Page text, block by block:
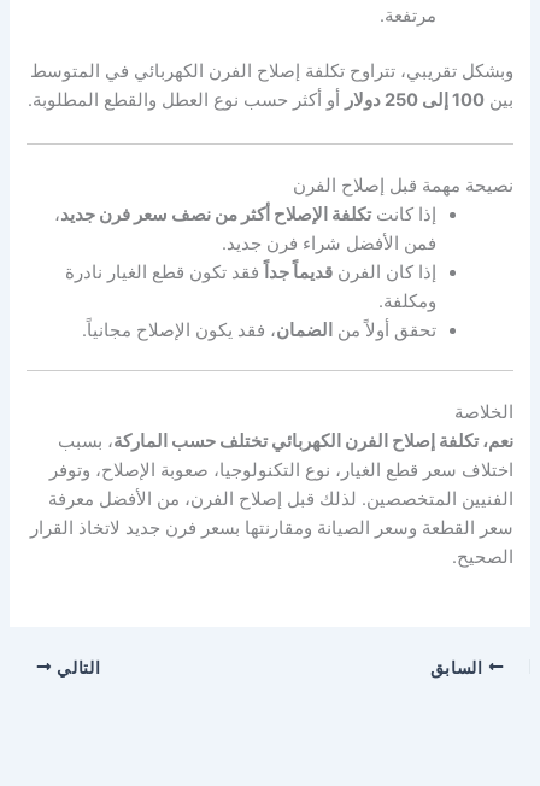
مرتفعة.
وبشكل تقريبي، تتراوح تكلفة إصلاح الفرن الكهربائي في المتوسط
بين100 إلى 250 دولار أو أكثر حسب نوع العطل والقطع المطلوبة.
نصيحة مهمة قبل إصلاح الفرن
إذا كانتتكلفة الإصلاح أكثر من نصف سعر فرن جديد،
فمن الأفضل شراء فرن جديد.
إذا كان الفرنقديماً جداً فقد تكون قطع الغيار نادرة
ومكلفة.
تحقق أولاً من الضمان، فقد يكون الإصلاح مجانياً.
الخلاصة
نعم، تكلفة إصلاح الفرن الكهربائي تختلف حسب الماركة، بسبب
اختلاف سعر قطع الغيار، نوع التكنولوجيا، صعوبة الإصلاح، وتوفر
الفنيين المتخصصين. لذلك قبل إصلاح الفرن، من الأفضل معرفة
سعر القطعة وسعر الصيانة ومقارنتها بسعر فرن جديد لاتخاذ القرار
الصحيح.
السابق التالي